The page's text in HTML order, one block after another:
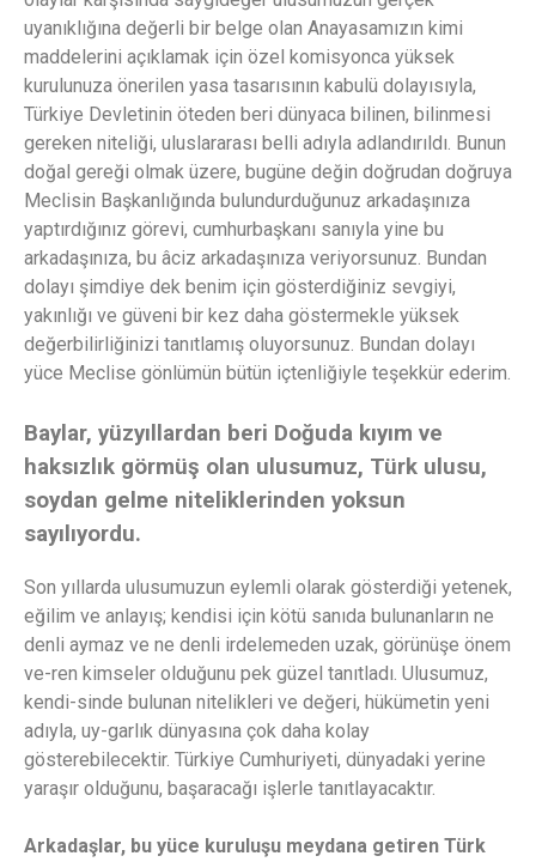
uyanıklığına değerli bir belge olan Anayasamızın kimi
maddelerini açıklamak için özel komisyonca yüksek
kurulunuza önerilen yasa tasarısının kabulü dolayısıyla,
Türkiye Devletinin öteden beri dünyaca bilinen, bilinmesi
gereken niteliği, uluslararası belli adıyla adlandırıldı. Bunun
doğal gereği olmak üzere, bugüne değin doğrudan doğruya
Meclisin Başkanlığında bulundurduğunuz arkadaşınıza
yaptırdığınız görevi, cumhurbaşkanı sanıyla yine bu
arkadaşınıza, bu âciz arkadaşınıza veriyorsunuz. Bundan
dolayı şimdiye dek benim için gösterdiğiniz sevgiyi,
yakınlığı ve güveni bir kez daha göstermekle yüksek
değerbilirliğinizi tanıtlamış oluyorsunuz. Bundan dolayı
yüce Meclise gönlümün bütün içtenliğiyle teşekkür ederim.
Baylar, yüzyıllardan beri Doğuda kıyım ve
haksızlık görmüş olan ulusumuz, Türk ulusu,
soydan gelme niteliklerinden yoksun
sayılıyordu.
Son yıllarda ulusumuzun eylemli olarak gösterdiği yetenek,
eğilim ve anlayış; kendisi için kötü sanıda bulunanların ne
denli aymaz ve ne denli irdelemeden uzak, görünüşe önem
ve-ren kimseler olduğunu pek güzel tanıtladı. Ulusumuz,
kendi-sinde bulunan nitelikleri ve değeri, hükümetin yeni
adıyla, uy-garlık dünyasına çok daha kolay
gösterebilecektir. Türkiye Cumhuriyeti, dünyadaki yerine
yaraşır olduğunu, başaracağı işlerle tanıtlayacaktır.
Arkadaşlar, bu yüce kuruluşu meydana getiren Türk